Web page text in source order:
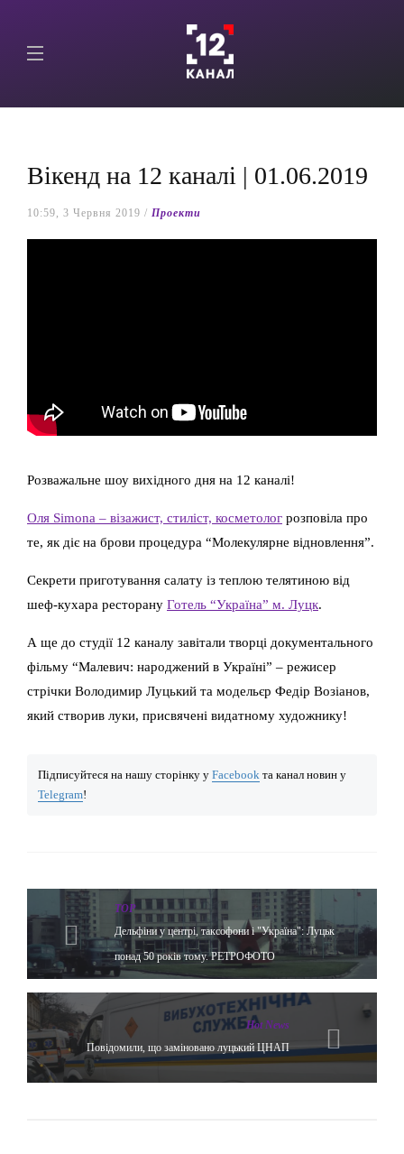
Вікенд на 12 каналі | 01.06.2019
10:59, 3 Червня 2019 / Проекти
Розважальне шоу вихідного дня на 12 каналі!
Оля Simona – візажист, стиліст, косметолог розповіла про
те, як діє на брови процедура “Молекулярне відновлення”.
Секрети приготування салату із теплою телятиною від
шеф-кухара ресторану Готель “Україна” м. Луцк.
А ще до студії 12 каналу завітали творці документального
фільму “Малевич: народжений в Україні” – режисер
стрічки Володимир Луцький та модельєр Федір Возіанов,
який створив луки, присвячені видатному художнику!
Підписуйтеся на нашу сторінку у Facebook та канал новин у
Telegram!
TOP
Дельфіни у центрі, таксофони і "Україна": Луцьк
понад 50 років тому. РЕТРОФОТО
Hot News
Повідомили, що заміновано луцький ЦНАП